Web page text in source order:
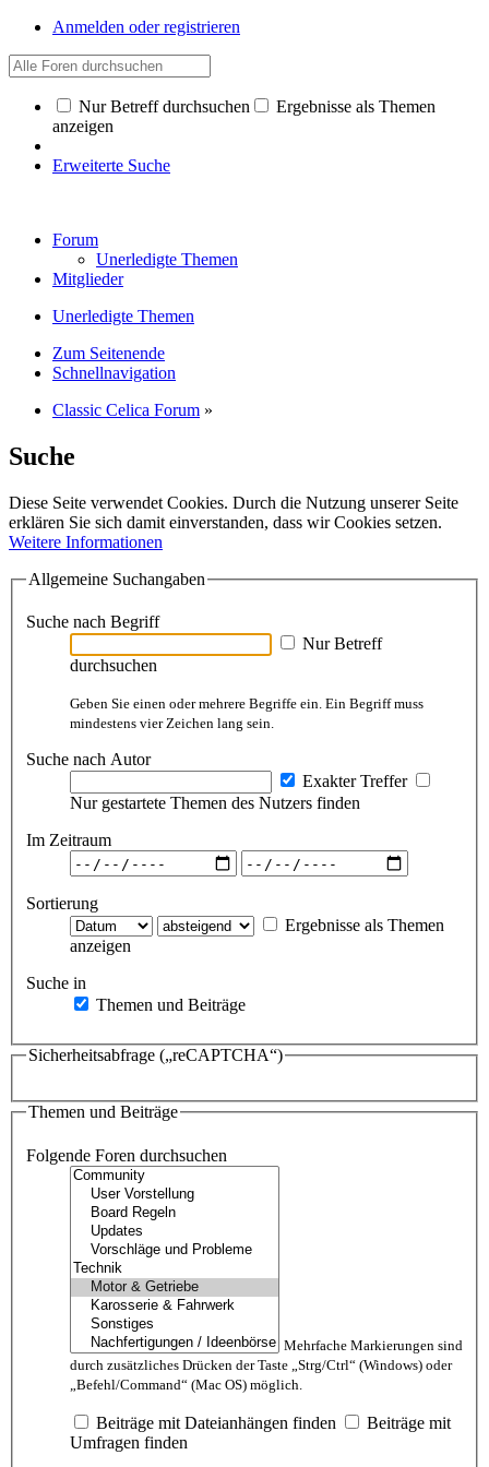
Anmelden oder registrieren
Nur Betreff durchsuchen
Ergebnisse als Themen
anzeigen
Erweiterte Suche
Forum
Unerledigte Themen
Mitglieder
Unerledigte Themen
Zum Seitenende
Schnellnavigation
Classic Celica Forum »
Suche
Diese Seite verwendet Cookies. Durch die Nutzung unserer Seite
erklären Sie sich damit einverstanden, dass wir Cookies setzen.
Weitere Informationen
Allgemeine Suchangaben
Suche nach Begriff
Nur Betreff
durchsuchen
Geben Sie einen oder mehrere Begriffe ein. Ein Begriff muss
mindestens vier Zeichen lang sein.
Suche nach Autor
Exakter Treffer
Nur gestartete Themen des Nutzers finden
Im Zeitraum
Sortierung
Ergebnisse als Themen
anzeigen
Suche in
Themen und Beiträge
Sicherheitsabfrage („reCAPTCHA“)
Themen und Beiträge
Folgende Foren durchsuchen
Mehrfache Markierungen sind
durch zusätzliches Drücken der Taste „Strg/Ctrl“ (Windows) oder
„Befehl/Command“ (Mac OS) möglich.
Beiträge mit Dateianhängen finden
Beiträge mit
Umfragen finden